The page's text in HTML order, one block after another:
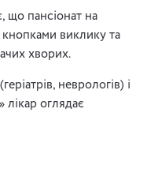
що пансіонат на
кнопками виклику та
хворих.
неврологів) і
лікар оглядає